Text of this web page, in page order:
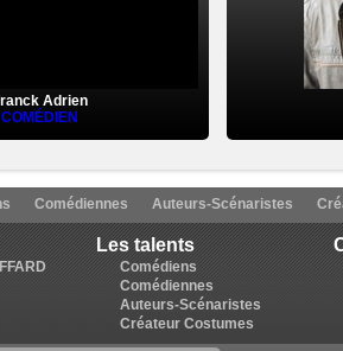
Adrien
COMÉDIEN
Comédiennes Auteurs-Scénaristes
Les talents
Comédiens
Comédiennes
Auteurs-Scénaristes
Créateur Costumes